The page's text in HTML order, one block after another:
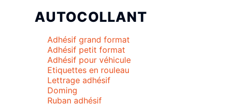
AUTOCOLLANT
Adhésif grand format
Adhésif petit format
Adhésif pour véhicule
Etiquettes en rouleau
Lettrage adhésif
Doming
Ruban adhésif